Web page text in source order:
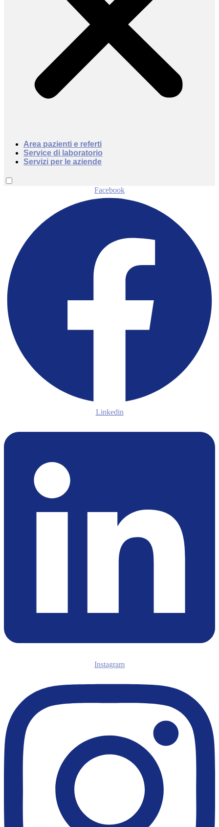
Area pazienti e referti
Service di laboratorio
Servizi per le aziende
Facebook
Linkedin
Instagram